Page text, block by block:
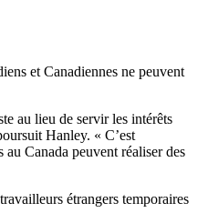
et Canadiennes ne peuvent
au lieu de servirles intérêts
Hanley. « C’est
au Canada peuvent réaliserdes
travailleurs étrangers temporaires